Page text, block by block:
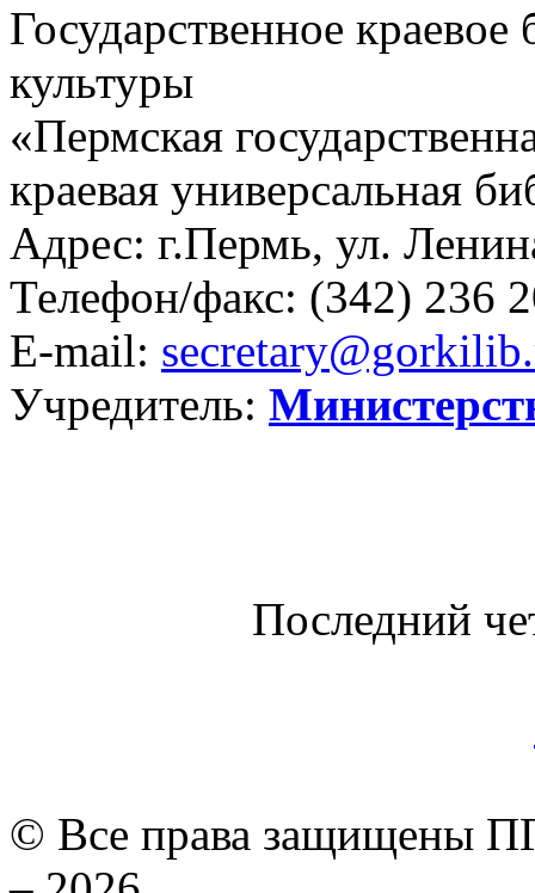
Государственное
культуры
«Пермская
краевая универсальная
Адрес: г.Пермь, ул.
Телефон/факс: (342) 236
E-mail:
Учредитель:
Последний
© Все права защищены